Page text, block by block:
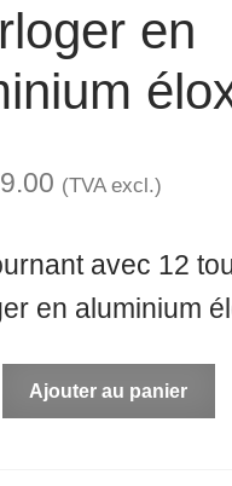
en
(TVA excl.)
avec 12
en aluminium
Ajouter au panier